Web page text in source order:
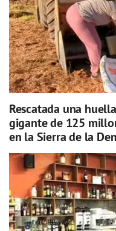
Rescatada una
gigante de 125
en la Sierra de la